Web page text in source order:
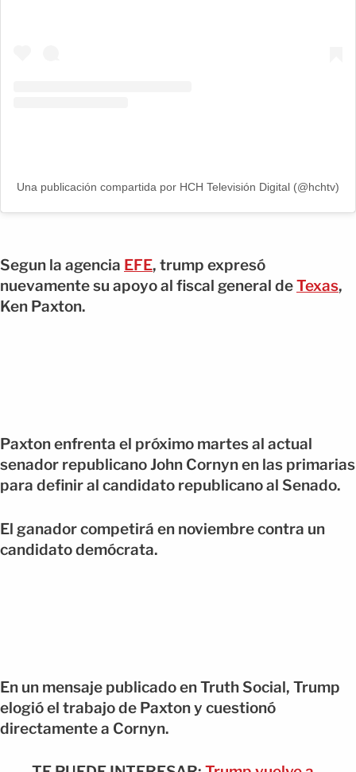
Una publicación compartida por HCH Televisión Digital (@hchtv)
Segun la agencia EFE, trump expresó
nuevamente su apoyo al fiscal general deTexas,
Ken Paxton.
Paxton enfrenta el próximo martes al actual
senador republicano John Cornyn en las primarias
para definir al candidato republicano al Senado.
El ganador competirá en noviembre contra un
candidato demócrata.
En un mensaje publicado en Truth Social, Trump
elogió el trabajo de Paxton y cuestionó
directamente a Cornyn.